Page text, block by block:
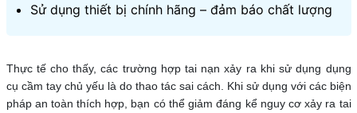
Sử dụng thiết bị chính hãng – đảm báo chất lượng
Thực tế cho thấy, các trường hợp tai nạn xảy ra khi sử dụng dụng
cụ cầm tay chủ yếu là do thao tác sai cách. Khi sử dụng với các biện
pháp an toàn thích hợp, bạn có thể giảm đáng kể nguy cơ xảy ra tai